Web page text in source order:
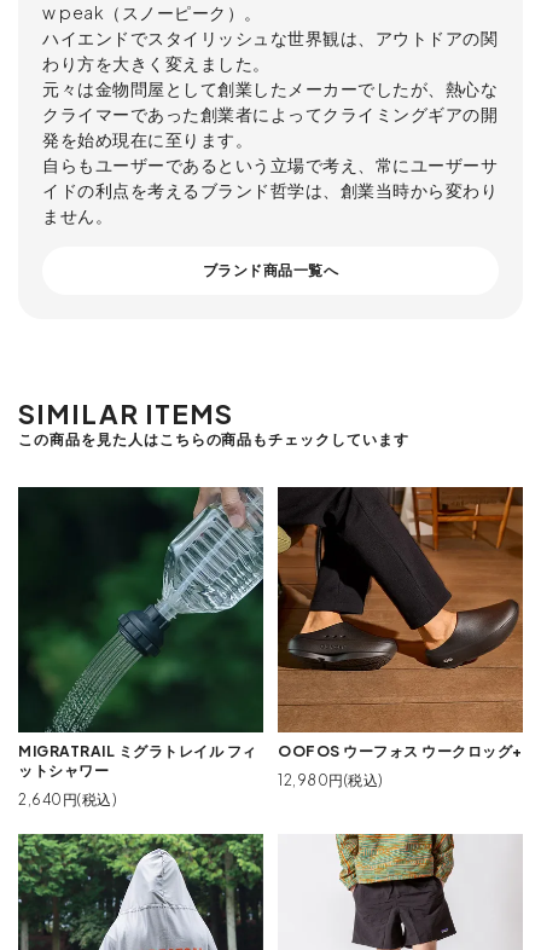
w peak（スノーピーク）。
ハイエンドでスタイリッシュな世界観は、アウトドアの関
わり方を大きく変えました。
元々は金物問屋として創業したメーカーでしたが、熱心な
クライマーであった創業者によってクライミングギアの開
発を始め現在に至ります。
自らもユーザーであるという立場で考え、常にユーザーサ
イドの利点を考えるブランド哲学は、創業当時から変わり
ません。
ブランド商品一覧へ
SIMILAR ITEMS
この商品を見た人はこちらの商品もチェックしています
MIGRATRAIL ミグラトレイル フィ
ットシャワー
2,640円(税込)
OOFOS ウーフォス ウークロッグ+
12,980円(税込)